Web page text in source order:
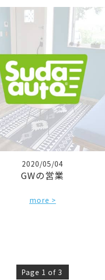
2020/05/04
GWの営業
more >
Page 1 of 3